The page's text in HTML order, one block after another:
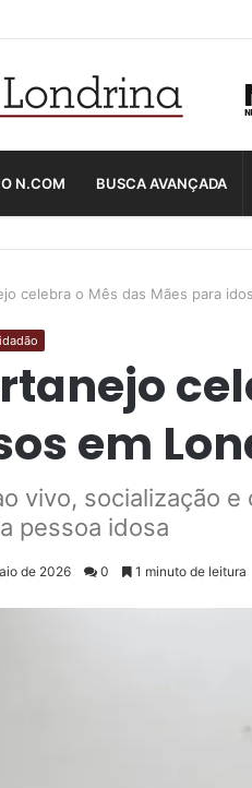
N.COM BUSCA AVANÇADA
celebra o Mês das Mães para
em
vivo, socialização
pessoa idosa
de 2026 0 1 minuto de leitura